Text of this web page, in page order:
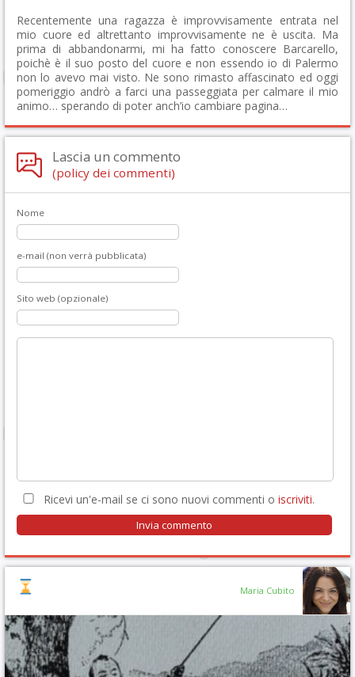
Recentemente una ragazza è improvvisamente entrata nel
mio cuore ed altrettanto improvvisamente ne è uscita. Ma
prima di abbandonarmi, mi ha fatto conoscere Barcarello,
poichè è il suo posto del cuore e non essendo io di Palermo
non lo avevo mai visto. Ne sono rimasto affascinato ed oggi
pomeriggio andrò a farci una passeggiata per calmare il mio
animo… sperando di poter anch’io cambiare pagina…
Lascia un commento
(policy dei commenti)
Nome
e-mail (non verrà pubblicata)
Sito web (opzionale)
Ricevi un'e-mail se ci sono nuovi commenti o iscriviti.
Maria Cubito